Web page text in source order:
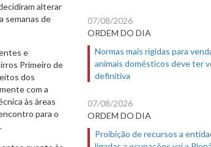
alterar
semanas de
e
Primeiro de
dos
com a
às áreas
para o
07/08/2026
ORDEM DO DIA
Normas mais rígidas para
animais domésticos deve ter
definitiva
07/08/2026
ORDEM DO DIA
Proibição de recursos a